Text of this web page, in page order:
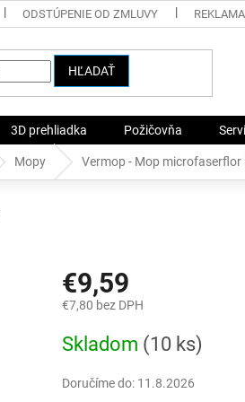
ODSTÚPENIE OD ZMLUVY
HĽADAŤ
3D prehliadka Požičovňa
Mopy Vermop - Mop microfaserflor
€9,59
€7,80 bez DPH
cena:
Skladom (10 ks)
Doručíme do: 11.8.2026